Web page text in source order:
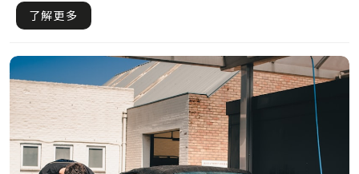
機車.....
了解更多